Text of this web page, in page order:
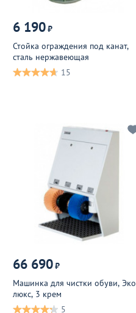
6 190₽
Стойка ограждения под канат,
сталь нержавеющая
15
66 690₽
Машинка для чистки обуви, Эко
люкс, 3 крем
5